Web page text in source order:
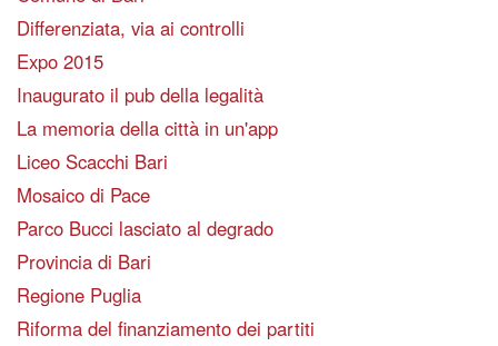
Differenziata, via ai controlli
Expo 2015
Inaugurato il pub della legalità
La memoria della città in un'app
Liceo Scacchi Bari
Mosaico di Pace
Parco Bucci lasciato al degrado
Provincia di Bari
Regione Puglia
Riforma del finanziamento dei partiti